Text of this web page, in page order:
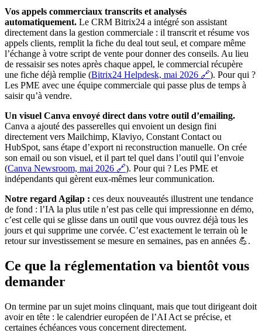
Vos appels commerciaux transcrits et analysés
automatiquement. Le CRM Bitrix24 a intégré son assistant
directement dans la gestion commerciale : il transcrit et résume vos
appels clients, remplit la fiche du deal tout seul, et compare même
l’échange à votre script de vente pour donner des conseils. Au lieu
de ressaisir ses notes après chaque appel, le commercial récupère
une fiche déjà remplie (Bitrix24 Helpdesk, mai 2026 🔗). Pour qui ?
Les PME avec une équipe commerciale qui passe plus de temps à
saisir qu’à vendre.
Un visuel Canva envoyé direct dans votre outil d’emailing.
Canva a ajouté des passerelles qui envoient un design fini
directement vers Mailchimp, Klaviyo, Constant Contact ou
HubSpot, sans étape d’export ni reconstruction manuelle. On crée
son email ou son visuel, et il part tel quel dans l’outil qui l’envoie
(Canva Newsroom, mai 2026 🔗). Pour qui ? Les PME et
indépendants qui gèrent eux-mêmes leur communication.
Notre regard Agilap : ces deux nouveautés illustrent une tendance
de fond : l’IA la plus utile n’est pas celle qui impressionne en démo,
c’est celle qui se glisse dans un outil que vous ouvrez déjà tous les
jours et qui supprime une corvée. C’est exactement le terrain où le
retour sur investissement se mesure en semaines, pas en années 💪.
Ce que la réglementation va bientôt vous
demander
On termine par un sujet moins clinquant, mais que tout dirigeant doit
avoir en tête : le calendrier européen de l’AI Act se précise, et
certaines échéances vous concernent directement.